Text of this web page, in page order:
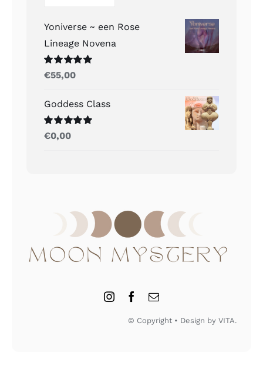
Yoniverse ~ een Rose
Lineage Novena
Gewaardeerd
uit 5
€55,00
Goddess Class
Gewaardeerd
5.00
€0,00
© Copyright • Design by VITA.